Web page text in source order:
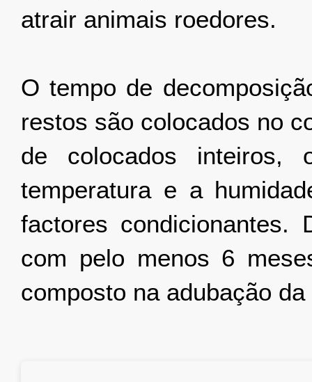
atrair animais roedores.
O tempo de
restos são colocados no
de colocados inteiros,
temperatura e a
factores condicionantes.
com pelo menos 6
composto na adubação